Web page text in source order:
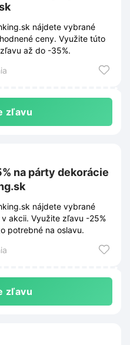
nájdete vybrané
ceny. Využite túto
až do -35%.
zľavu
na párty dekorácie
nájdete vybrané
akcii. Využite zľavu -25%
potrebné na oslavu.
zľavu